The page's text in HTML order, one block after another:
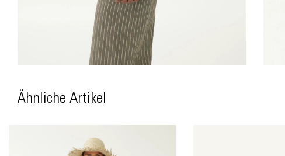
Ähnliche Artikel